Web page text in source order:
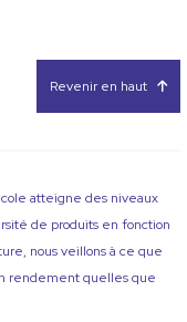
Revenir en haut
atteigne des niveaux
de produits en fonction
nous veillons à ce que
rendement quelles que